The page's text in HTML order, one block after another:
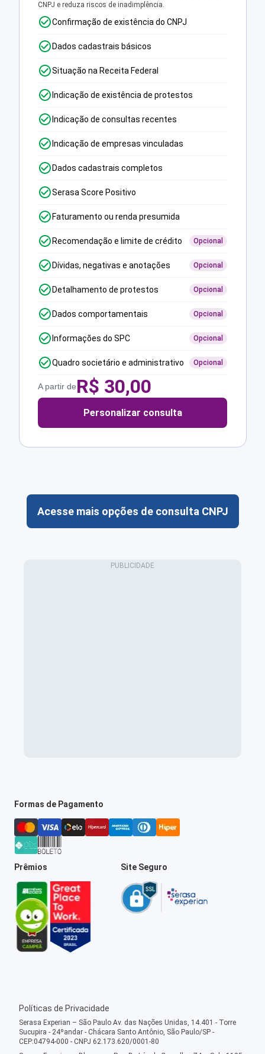
CNPJ e reduza riscos de inadimplência.
Confirmação de existência do CNPJ
Dados cadastrais básicos
Situação na Receita Federal
Indicação de existência de protestos
Indicação de consultas recentes
Indicação de empresas vinculadas
Dados cadastrais completos
Serasa Score Positivo
Faturamento ou renda presumida
Recomendação e limite de crédito Opcional
Dívidas, negativas e anotações Opcional
Detalhamento de protestos Opcional
Dados comportamentais Opcional
Informações do SPC Opcional
Quadro societário e administrativo Opcional
A partir deR$ 30,00
Personalizar consulta
Acesse mais opções de consulta CNPJ
Formas de Pagamento
Prêmios Site Seguro
Políticas de Privacidade
Serasa Experian – São Paulo Av. das Nações Unidas, 14.401 - Torre
Sucupira - 24ºandar - Chácara Santo Antônio, São Paulo/SP -
CEP:04794-000 - CNPJ 62.173.620/0001-80